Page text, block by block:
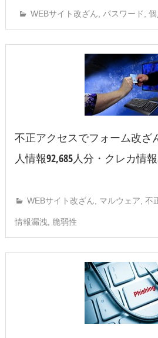
WEBサイト改ざん パスワード ,
不正アクセスでフォーム改ざ
人情報92,685人分・クレカ情
WEBサイト改ざん マルウェア 不
情報漏洩 脆弱性